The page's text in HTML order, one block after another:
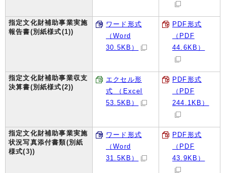
指定文化財補助事業実施
報告書(別紙様式(1))
ワード形式
（Word
30.5KB）
PDF形式
（PDF
44.6KB）
指定文化財補助事業収支
決算書(別紙様式(2))
エクセル形
式 （Excel
53.5KB）
PDF形式
（PDF
244.1KB）
指定文化財補助事業実施
状況写真添付書類(別紙
様式(3))
ワード形式
（Word
31.5KB）
PDF形式
（PDF
43.9KB）